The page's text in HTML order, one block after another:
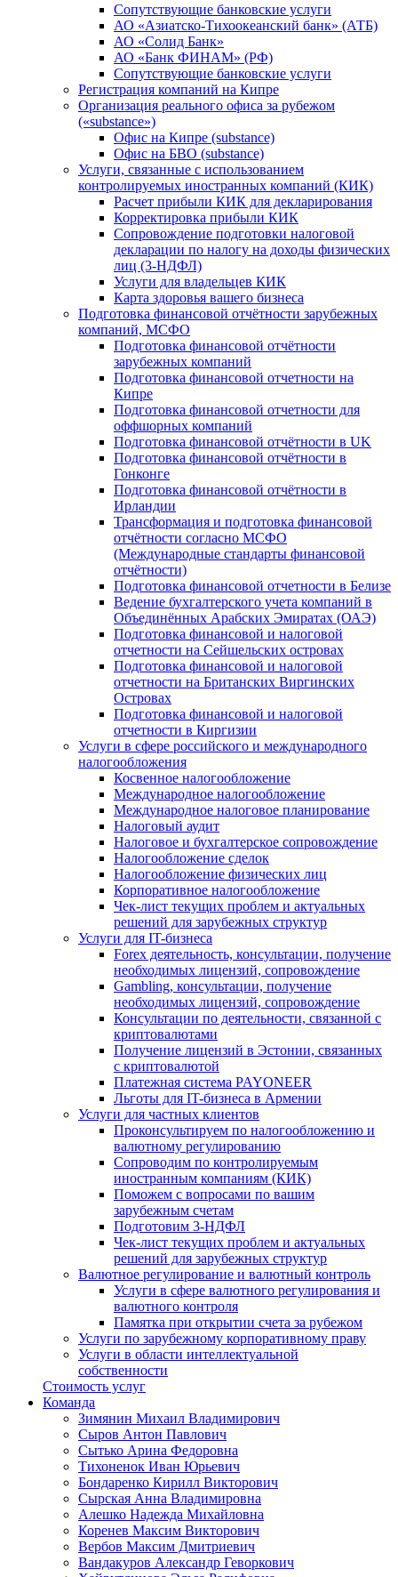
Сопутствующие банковские услуги
АО «Азиатско-Тихоокеанский банк» (АТБ)
АО «Солид Банк»
АО «Банк ФИНАМ» (РФ)
Сопутствующие банковские услуги
Регистрация компаний на Кипре
Организация реального офиса за рубежом
(«substance»)
Офис на Кипре (substance)
Офис на БВО (substance)
Услуги, связанные с использованием
контролируемых иностранных компаний (КИК)
Расчет прибыли КИК для декларирования
Корректировка прибыли КИК
Сопровождение подготовки налоговой
декларации по налогу на доходы физических
лиц (3-НДФЛ)
Услуги для владельцев КИК
Карта здоровья вашего бизнеса
Подготовка финансовой отчётности зарубежных
компаний, МСФО
Подготовка финансовой отчётности
зарубежных компаний
Подготовка финансовой отчетности на
Кипре
Подготовка финансовой отчетности для
оффшорных компаний
Подготовка финансовой отчётности в UK
Подготовка финансовой отчётности в
Гонконге
Подготовка финансовой отчётности в
Ирландии
Трансформация и подготовка финансовой
отчётности согласно МСФО
(Международные стандарты финансовой
отчётности)
Подготовка финансовой отчетности в Белизе
Ведение бухгалтерского учета компаний в
Объединённых Арабских Эмиратах (ОАЭ)
Подготовка финансовой и налоговой
отчетности на Сейшельских островах
Подготовка финансовой и налоговой
отчетности на Британских Виргинских
Островах
Подготовка финансовой и налоговой
отчетности в Киргизии
Услуги в сфере российского и международного
налогообложения
Косвенное налогообложение
Международное налогообложение
Международное налоговое планирование
Налоговый аудит
Налоговое и бухгалтерское сопровождение
Налогообложение сделок
Налогообложение физических лиц
Корпоративное налогообложение
Чек-лист текущих проблем и актуальных
решений для зарубежных структур
Услуги для IT-бизнеса
Forex деятельность, консультации, получение
необходимых лицензий, сопровождение
Gambling, консультации, получение
необходимых лицензий, сопровождение
Консультации по деятельности, связанной с
криптовалютами
Получение лицензий в Эстонии, связанных
с криптовалютой
Платежная система PAYONEER
Льготы для IT-бизнеса в Армении
Услуги для частных клиентов
Проконсультируем по налогообложению и
валютному регулированию
Сопроводим по контролируемым
иностранным компаниям (КИК)
Поможем с вопросами по вашим
зарубежным счетам
Подготовим 3-НДФЛ
Чек-лист текущих проблем и актуальных
решений для зарубежных структур
Валютное регулирование и валютный контроль
Услуги в сфере валютного регулирования и
валютного контроля
Памятка при открытии счета за рубежом
Услуги по зарубежному корпоративному праву
Услуги в области интеллектуальной
собственности
Стоимость услуг
Команда
Зимянин Михаил Владимирович
Сыров Антон Павлович
Сытько Арина Федоровна
Тихоненок Иван Юрьевич
Бондаренко Кирилл Викторович
Сырская Анна Владимировна
Алешко Надежда Михайловна
Коренев Максим Викторович
Вербов Максим Дмитриевич
Вандакуров Александр Геворкович